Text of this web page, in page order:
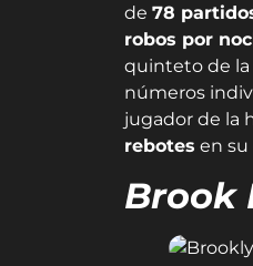
de 78
robos por
quinteto de la
números
jugador de la
rebotes en su
Brook